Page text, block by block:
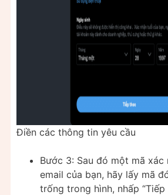
Điền các thông tin yêu cầu
Bước 3: Sau đó một mã
email của bạn, hãy lấy mã
trống trong hình, nhấp “Tiếp